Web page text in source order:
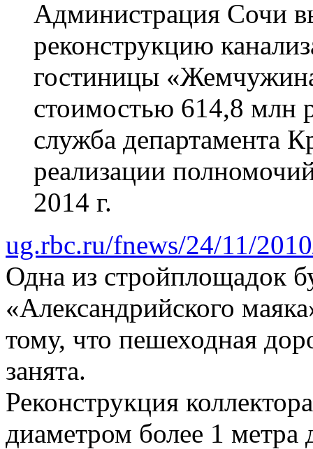
Администрация Сочи
реконструкцию
гостиницы
стоимостью 614,8 млн
служба департамента
реализации
2014 г.
ug.rbc.ru/fnews/24/11/
Одна из стройплощадок
«Александрийского
тому, что пешеходная
занята.
Реконструкция
диаметром более 1 метра